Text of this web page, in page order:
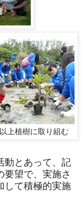
上植樹に取り組む
動とあって、記
要望で、実施さ
して積極的実施